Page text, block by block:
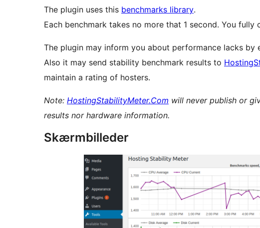
The plugin uses this benchmarks library.
Each benchmark takes no more that 1 second. You
The plugin may inform you about performance lacks by
Also it may send stability benchmark results to
maintain a rating of hosters.
Note: HostingStabilityMeter.Com will never publish or
results nor hardware information.
Skærmbilleder